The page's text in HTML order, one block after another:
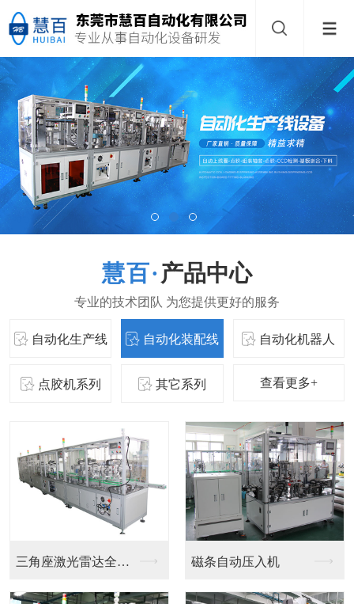
产品中心
自动化生产线 自动化装配线 自动化机器人
点胶机系列 其它系列 查看更多+
机 塑胶件植入取料机器人 焊接机器人